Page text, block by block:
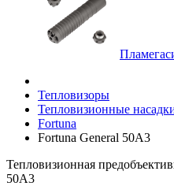
Тепловизоры
Тепловизионные
Fortuna
Fortuna General 50A3
Тепловизионная
50A3